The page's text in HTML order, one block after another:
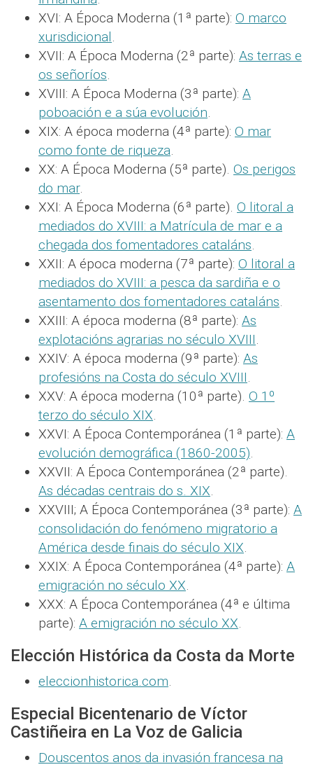
XVI: A Época Moderna (1ª parte): O marco
xurisdicional.
XVII: A Época Moderna (2ª parte): As terras e
os señoríos.
XVIII: A Época Moderna (3ª parte): A
poboación e a súa evolución.
XIX: A época moderna (4ª parte): O mar
como fonte de riqueza.
XX: A Época Moderna (5ª parte). Os perigos
do mar.
XXI: A Época Moderna (6ª parte). O litoral a
mediados do XVIII: a Matrícula de mar e a
chegada dos fomentadores cataláns.
XXII: A época moderna (7ª parte): O litoral a
mediados do XVIII: a pesca da sardiña e o
asentamento dos fomentadores cataláns.
XXIII: A época moderna (8ª parte): As
explotacións agrarias no século XVIII.
XXIV: A época moderna (9ª parte): As
profesións na Costa do século XVIII.
XXV: A época moderna (10ª parte). O 1º
terzo do século XIX.
XXVI: A Época Contemporánea (1ª parte): A
evolución demográfica (1860-2005).
XXVII: A Época Contemporánea (2ª parte).
As décadas centrais do s. XIX.
XXVIII; A Época Contemporánea (3ª parte): A
consolidación do fenómeno migratorio a
América desde finais do século XIX.
XXIX: A Época Contemporánea (4ª parte): A
emigración no século XX.
XXX: A Época Contemporánea (4ª e última
parte): A emigración no século XX.
Elección Histórica da Costa da Morte
eleccionhistorica.com.
Especial Bicentenario de Víctor
Castiñeira en La Voz de Galicia
Douscentos anos da invasión francesa na